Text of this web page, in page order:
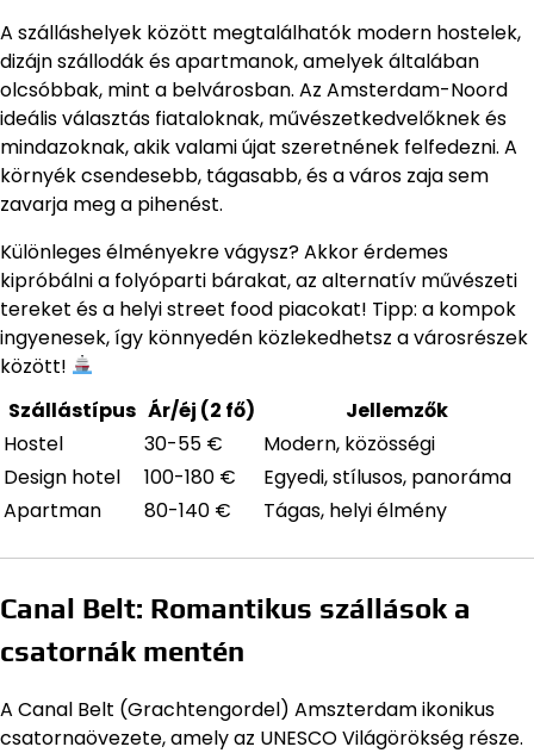
A szálláshelyek között megtalálhatók modern hostelek,
dizájn szállodák és apartmanok, amelyek általában
olcsóbbak, mint a belvárosban. Az Amsterdam-Noord
ideális választás fiataloknak, művészetkedvelőknek és
mindazoknak, akik valami újat szeretnének felfedezni. A
környék csendesebb, tágasabb, és a város zaja sem
zavarja meg a pihenést.
Különleges élményekre vágysz? Akkor érdemes
kipróbálni a folyóparti bárakat, az alternatív művészeti
tereket és a helyi street food piacokat! Tipp: a kompok
ingyenesek, így könnyedén közlekedhetsz a városrészek
között!
Szállástípus Ár/éj (2 fő)
Jellemzők
Hostel
30-55 €
Modern, közösségi
Design hotel
100-180 €
Egyedi, stílusos, panoráma
Apartman
80-140 € Tágas, helyi élmény
Canal Belt: Romantikus szállások a
csatornák mentén
A Canal Belt (Grachtengordel) Amszterdam ikonikus
csatornaövezete, amely az UNESCO Világörökség része.